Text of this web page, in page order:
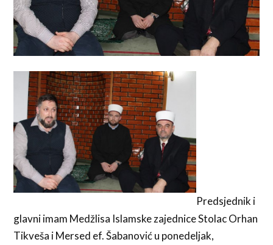
Predsjednik i
glavni imam Medžlisa Islamske zajednice Stolac Orhan
Tikveša i Mersed ef. Šabanović u ponedeljak,